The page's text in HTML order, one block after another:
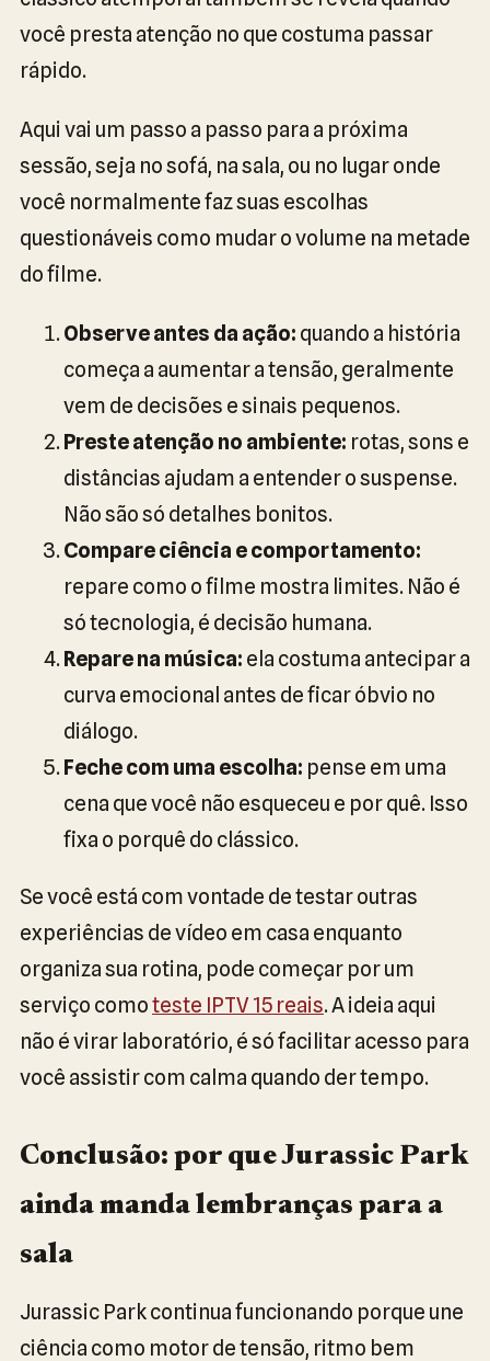
você presta atenção no que costuma passar
rápido.
Aqui vai um passo a passo para a próxima
sessão, seja no sofá, na sala, ou no lugar onde
você normalmente faz suas escolhas
questionáveis como mudar o volume na metade
do filme.
Observe antes da ação: quando a história
começa a aumentar a tensão, geralmente
vem de decisões e sinais pequenos.
Preste atenção no ambiente: rotas, sons e
distâncias ajudam a entender o suspense.
Não são só detalhes bonitos.
Compare ciência e comportamento:
repare como o filme mostra limites. Não é
só tecnologia, é decisão humana.
Repare na música: ela costuma antecipar a
curva emocional antes de ficar óbvio no
diálogo.
Feche com uma escolha: pense em uma
cena que você não esqueceu e por quê. Isso
fixa o porquê do clássico.
Se você está com vontade de testar outras
experiências de vídeo em casa enquanto
organiza sua rotina, pode começar por um
serviço comoteste IPTV 15 reais. A ideia aqui
não é virar laboratório, é só facilitar acesso para
você assistir com calma quando der tempo.
Conclusão: por que Jurassic Park
ainda manda lembranças para a
sala
Jurassic Park continua funcionando porque une
ciência como motor de tensão, ritmo bem